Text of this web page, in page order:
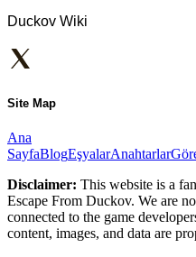
Duckov Wiki
Site Map
Ana
SayfaBlogEşyalarAnahtarlar
Disclaimer: This website is a
Escape From Duckov. We are
connected to the game
content, images, and data are